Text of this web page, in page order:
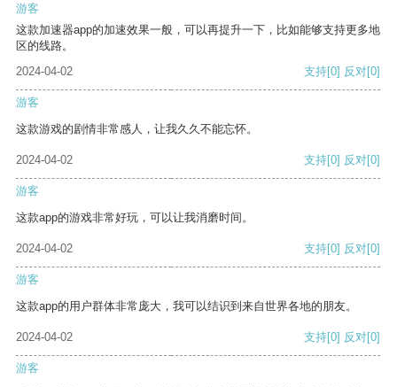
游客
这款加速器app的加速效果一般，可以再提升一下，比如能够支持更多地
区的线路。
2024-04-02
支持[0] 反对[0]
游客
这款游戏的剧情非常感人，让我久久不能忘怀。
2024-04-02 支持[0] 反对[0]
游客
这款app的游戏非常好玩，可以让我消磨时间。
2024-04-02 支持[0] 反对[0]
游客
这款app的用户群体非常庞大，我可以结识到来自世界各地的朋友。
2024-04-02 支持[0] 反对[0]
游客